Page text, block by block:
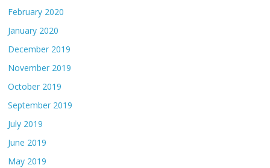
February 2020
January 2020
December 2019
November 2019
October 2019
September 2019
July 2019
June 2019
May 2019